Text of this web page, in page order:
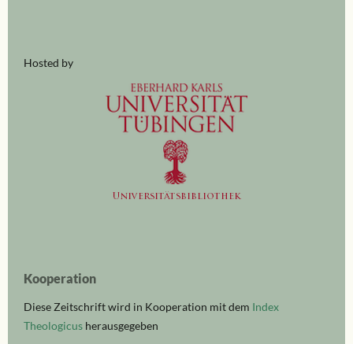
Hosted by
Kooperation
Diese Zeitschrift wird in Kooperation mit dem Index
Theologicus herausgegeben